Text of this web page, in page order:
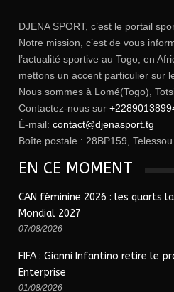
DJENA SPORT, c’est le portail
Notre mission, c’est de vous
l’actualité sportive au Togo, en
mettons un accent particulier sur
Nous sommes à Lomé(Togo),
Contactez-nous sur
É-mail: contact@djenasport.tg
Boîte postale : 28BP159,
EN CE MOMENT
CAN féminine 2026 : les quarts
Mondial 2027
07/08/2026
FIFA : Gianni Infantino retire le
Enterprise
01/08/2026